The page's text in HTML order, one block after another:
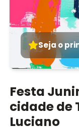
Seja o
Festa
cidade de
Luciano